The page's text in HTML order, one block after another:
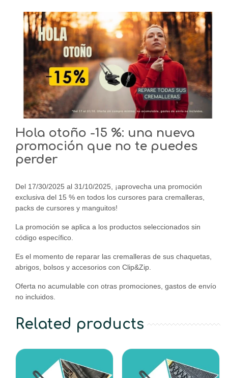
Hola otoño -15 %: una nueva
promoción que no te puedes
perder
Del 17/30/2025 al 31/10/2025, ¡aprovecha una promoción
exclusiva del 15 % en todos los cursores para cremalleras,
packs de cursores y manguitos!
La promoción se aplica a los productos seleccionados sin
código específico.
Es el momento de reparar las cremalleras de sus chaquetas,
abrigos, bolsos y accesorios con Clip&Zip.
Oferta no acumulable con otras promociones, gastos de envío
no incluidos.
Related products